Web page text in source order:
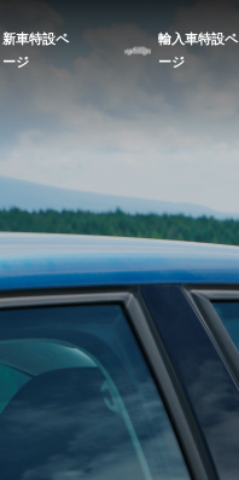
新車特設ペ
ージ
輸入車特設ペ
ージ